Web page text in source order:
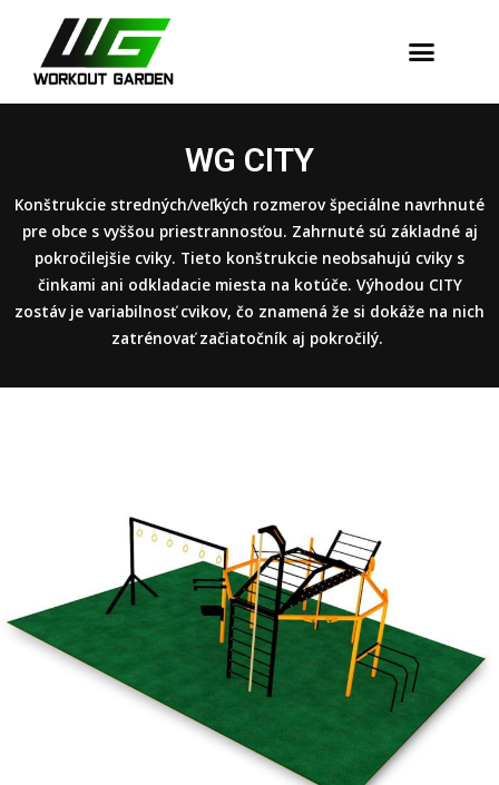
WG CITY
Konštrukcie stredných/veľkých rozmerov špeciálne navrhnuté
pre obce s vyššou priestrannosťou. Zahrnuté sú základné aj
pokročilejšie cviky. Tieto konštrukcie neobsahujú cviky s
činkami ani odkladacie miesta na kotúče. Výhodou CITY
zostáv je variabilnosť cvikov, čo znamená že si dokáže na nich
zatrénovať začiatočník aj pokročilý.